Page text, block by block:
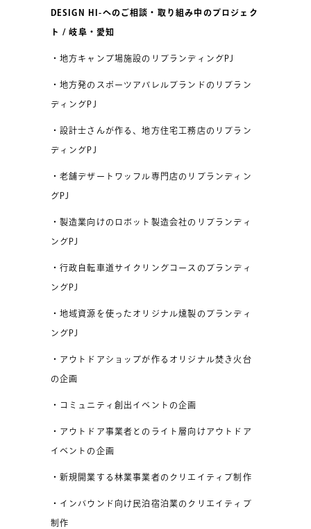
DESIGN HI-へのご相談・取り組み中のプロジェク
ト / 岐阜・愛知
・地方キャンプ場施設のリブランディングPJ
・地方発のスポーツアパレルブランドのリブラン
ディングPJ
・設計士さんが作る、地方住宅工務店のリブラン
ディングPJ
・老舗デザートワッフル専門店のリブランディン
グPJ
・製造業向けのロボット製造会社のリブランディ
ングPJ
・行政自転車道サイクリングコースのブランディ
ングPJ
・地域資源を使ったオリジナル燻製のブランディ
ングPJ
・アウトドアショップが作るオリジナル焚き火台
の企画
・コミュニティ創出イベントの企画
・アウトドア事業者とのライト層向けアウトドア
イベントの企画
・新規開業する林業事業者のクリエイティブ制作
・インバウンド向け民泊宿泊業のクリエイティブ
制作